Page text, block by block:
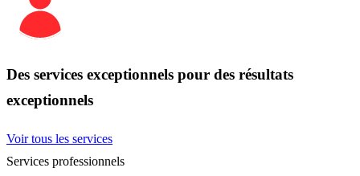
Des services exceptionnels pour des résultats
exceptionnels
Voir tous les services
Services professionnels